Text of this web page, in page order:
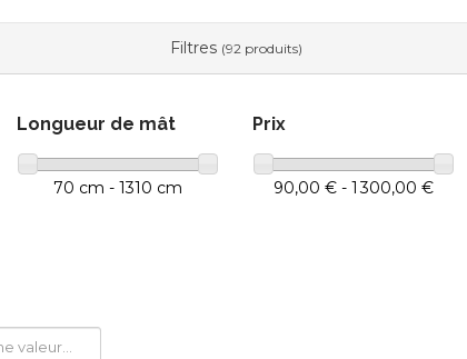
Filtres (92 produits)
Longueur de mât
70 cm - 1310 cm
Prix
90,00 € - 1 300,00 €